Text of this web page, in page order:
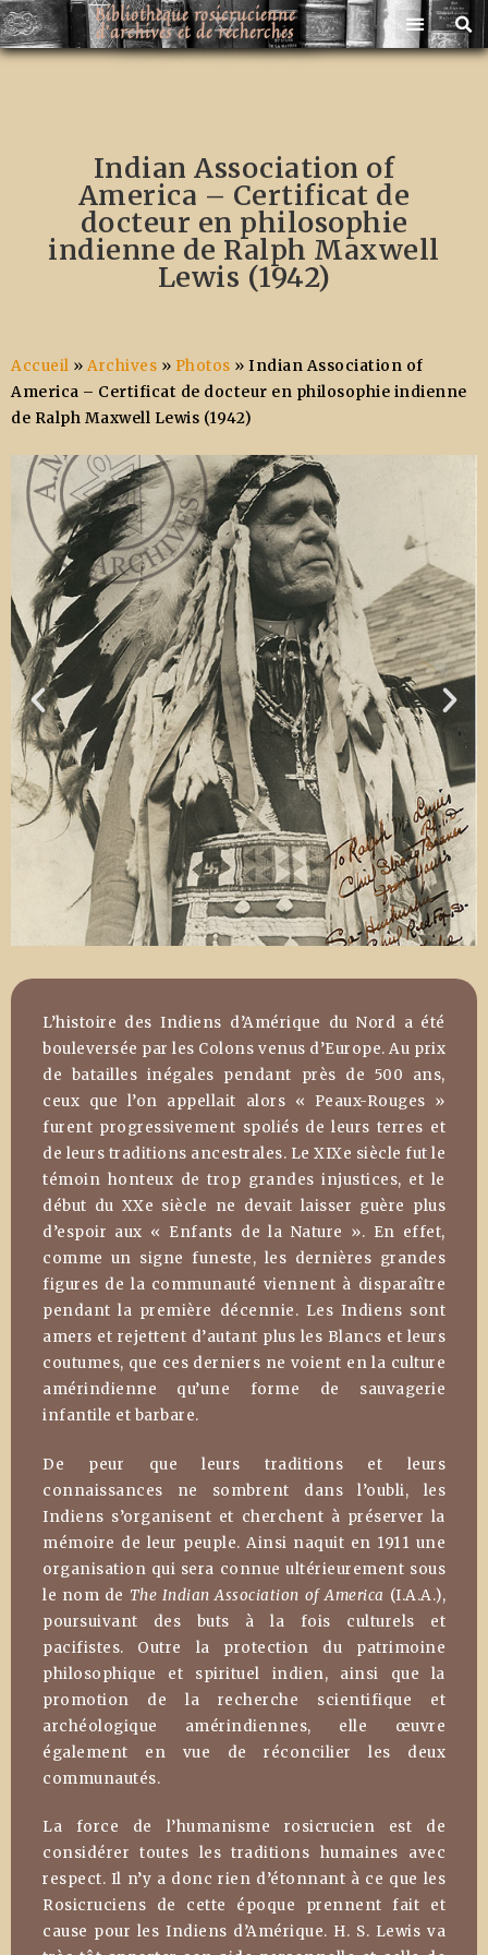
Bibliothèque rosicrucienne
d'archives et de recherches
Indian Association of
America – Certificat de
docteur en philosophie
indienne de Ralph Maxwell
Lewis (1942)
Accueil » Archives » Photos » Indian Association of
America – Certificat de docteur en philosophie indienne
de Ralph Maxwell Lewis (1942)
L’histoire des Indiens d’Amérique du Nord a été
bouleversée par les Colons venus d’Europe. Au prix
de batailles inégales pendant près de 500 ans,
ceux que l’on appellait alors « Peaux-Rouges »
furent progressivement spoliés de leurs terres et
de leurs traditions ancestrales. Le XIXe siècle fut le
témoin honteux de trop grandes injustices, et le
début du XXe siècle ne devait laisser guère plus
d’espoir aux « Enfants de la Nature ». En effet,
comme un signe funeste, les dernières grandes
figures de la communauté viennent à disparaître
pendant la première décennie. Les Indiens sont
amers et rejettent d’autant plus les Blancs et leurs
coutumes, que ces derniers ne voient en la culture
amérindienne qu’une forme de sauvagerie
infantile et barbare.
De peur que leurs traditions et leurs
connaissances ne sombrent dans l’oubli, les
Indiens s’organisent et cherchent à préserver la
mémoire de leur peuple. Ainsi naquit en 1911 une
organisation qui sera connue ultérieurement sous
le nom de The Indian Association of America (I.A.A.),
poursuivant des buts à la fois culturels et
pacifistes. Outre la protection du patrimoine
philosophique et spirituel indien, ainsi que la
promotion de la recherche scientifique et
archéologique amérindiennes, elle œuvre
également en vue de réconcilier les deux
communautés.
La force de l’humanisme rosicrucien est de
considérer toutes les traditions humaines avec
respect. Il n’y a donc rien d’étonnant à ce que les
Rosicruciens de cette époque prennent fait et
cause pour les Indiens d’Amérique. H. S. Lewis va